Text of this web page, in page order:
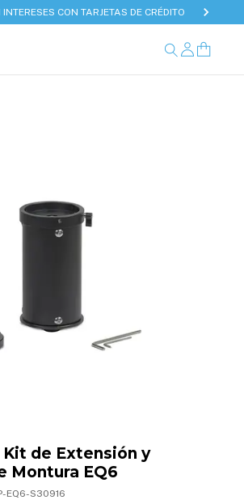
CON TARJETAS DE CRÉDITO
de Extensión y
Montura EQ6
EQ6-S30916